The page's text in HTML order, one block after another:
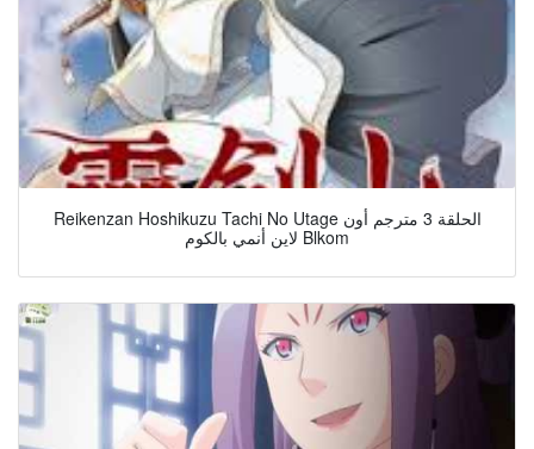
Reikenzan Hoshikuzu Tachi No Utage الحلقة 3 مترجم أون
لاين أنمي بالكوم Blkom